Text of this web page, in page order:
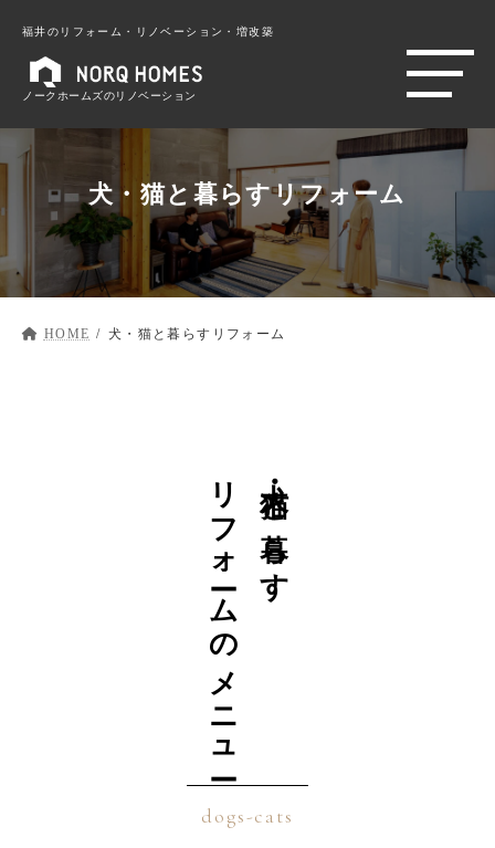
福井のリフォーム・リノベーション・増改築
ノークホームズのリノベーション
犬・猫と暮らすリフォーム
HOME 犬・猫と暮らすリフォーム
犬・猫と暮らす
リフォームのメニュー
dogs-cats